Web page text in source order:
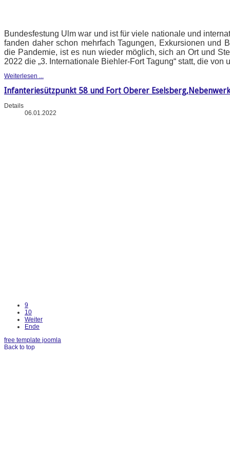
Bundesfestung Ulm war und ist für viele nationale und
fanden daher schon mehrfach Tagungen, Exkursionen und
die Pandemie, ist es nun wieder möglich, sich an Ort und
2022 die „3. Internationale Biehler-Fort Tagung“ statt, die von
Weiterlesen ...
Infanteriesützpunkt 58 und Fort Oberer
Details
06.01.2022
9
10
Weiter
Ende
free template joomla
Back to top